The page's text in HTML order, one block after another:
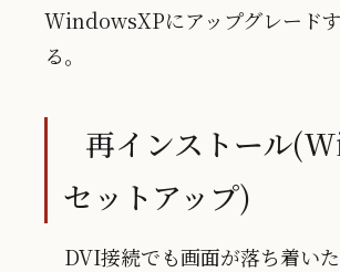
WindowsXPにアップグレード
る。
再インストール
セットアップ)
DVI接続でも画面が落ち着い